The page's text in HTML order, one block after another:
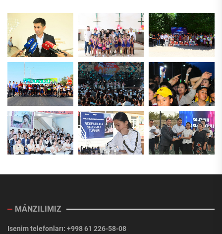
MÁNZILIMIZ
Isenim telefonları: +998 61 226-58-08